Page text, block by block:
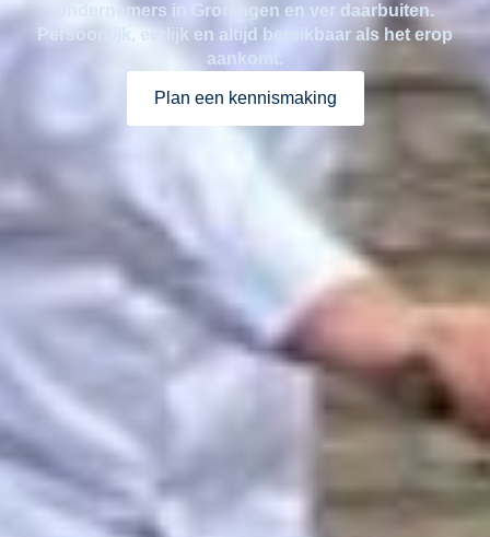
ondernemers in Groningen en ver daarbuiten.
Persoonlijk, eerlijk en altijd bereikbaar als het erop
aankomt.
Plan een kennismaking